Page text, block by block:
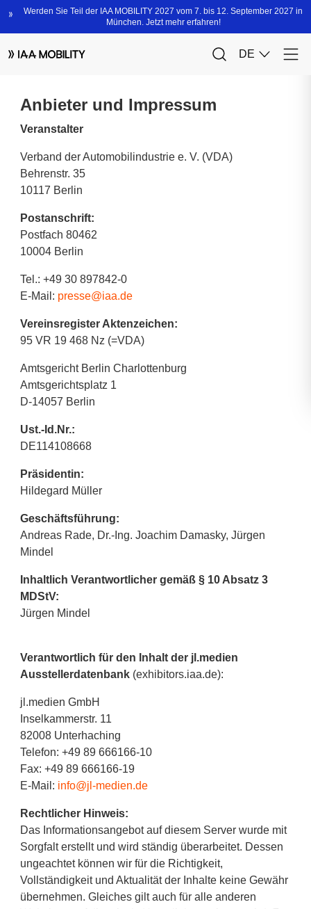
Anbieter und Impressum
Veranstalter
Verband der Automobilindustrie e. V. (VDA)
Behrenstr. 35
10117 Berlin
Postanschrift:
Postfach 80462
10004 Berlin
Tel.: +49 30 897842-0
E-Mail: presse@iaa.de
Vereinsregister Aktenzeichen:
95 VR 19 468 Nz (=VDA)
Amtsgericht Berlin Charlottenburg
Amtsgerichtsplatz 1
D-14057 Berlin
Ust.-Id.Nr.:
DE114108668
Präsidentin:
Hildegard Müller
Geschäftsführung:
Andreas Rade, Dr.-Ing. Joachim Damasky, Jürgen
Mindel
Inhaltlich Verantwortlicher gemäß § 10 Absatz 3
MDStV:
Jürgen Mindel
Verantwortlich für den Inhalt der jl.medien
Ausstellerdatenbank (exhibitors.iaa.de):
jl.medien GmbH
Inselkammerstr. 11
82008 Unterhaching
Telefon: +49 89 666166-10
Fax: +49 89 666166-19
E-Mail: info@jl-medien.de
Rechtlicher Hinweis:
Das Informationsangebot auf diesem Server wurde mit
Sorgfalt erstellt und wird ständig überarbeitet. Dessen
ungeachtet können wir für die Richtigkeit,
Vollständigkeit und Aktualität der Inhalte keine Gewähr
übernehmen. Gleiches gilt auch für alle anderen